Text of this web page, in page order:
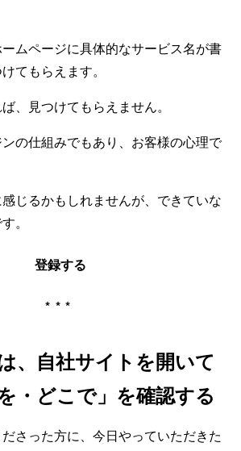
ムページに具体的なサービス名が書
てもらえます。
、見つけてもらえません。
の仕組みでもあり、お客様の心理で
じるかもしれませんが、できていな
。
登録する
***
、自社サイトを開いて
・どこで」を確認する
さった方に、今日やっていただきた